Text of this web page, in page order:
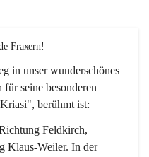
Fraxern!
in unser wunderschönes
seine besonderen
berühmt ist:
Feldkirch,
Klaus-Weiler. In der